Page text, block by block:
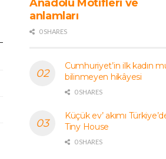
Anadolu Motifleri ve
anlamları
0 SHARES
Cumhuriyet’in ilk kadın
bilinmeyen hikâyesi
0 SHARES
Küçük ev’ akımı
Tiny House
0 SHARES